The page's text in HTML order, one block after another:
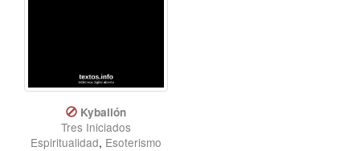
Kybalión
Tres Iniciados
Espiritualidad, Esoterismo